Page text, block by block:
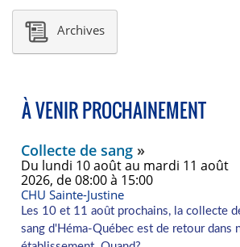
Archives
À VENIR PROCHAINEMENT
Collecte de sang
du lundi 10 août au mardi 11 août
2026, de 08:00 à 15:00
CHU Sainte-Justine
Les 10 et 11 août prochains, la collecte
sang d'Héma-Québec est de retour dans